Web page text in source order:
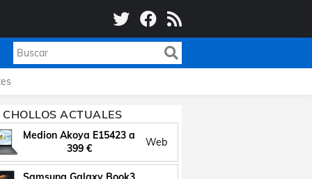
CHOLLOS ACTUALES
Medion Akoya E15423 a
399 €
Web